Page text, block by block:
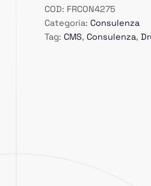
COD: FRCON4275
Categoria:Consulenza
Tag:CMS,Consulenza,